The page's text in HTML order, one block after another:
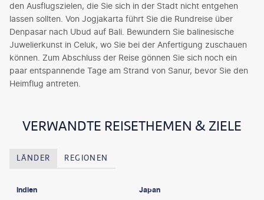
den Ausflugszielen, die Sie sich in der Stadt nicht entgehen
lassen sollten. Von Jogjakarta führt Sie die Rundreise über
Denpasar nach Ubud auf Bali. Bewundern Sie balinesische
Juwelierkunst in Celuk, wo Sie bei der Anfertigung zuschauen
können. Zum Abschluss der Reise gönnen Sie sich noch ein
paar entspannende Tage am Strand von Sanur, bevor Sie den
Heimflug antreten.
VERWANDTE REISETHEMEN & ZIELE
LÄNDER REGIONEN
Indien
Japan